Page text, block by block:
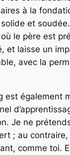
à la
et
le père est
et laisse un
avec la
est également
Je ne
; au contraire,
comme toi.